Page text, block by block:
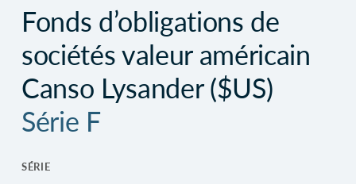
Fonds d’obligations de
sociétés valeur américain
Canso Lysander ($US)
Série F
SÉRIE